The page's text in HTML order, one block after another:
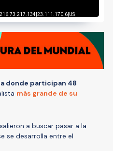
donde participan 48
más grande de su
a buscar pasar a la
se desarrolla entre el